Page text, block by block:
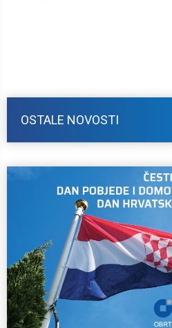
OSTALE NOVOSTI